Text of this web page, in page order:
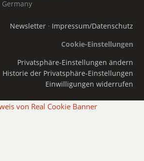
Germany
Newsletter· Impressum/Datenschutz
Cookie-Einstellungen
Privatsphäre-Einstellungen ändern
Historie der Privatsphäre-Einstellungen
Einwilligungen widerrufen
von Real Cookie Banner